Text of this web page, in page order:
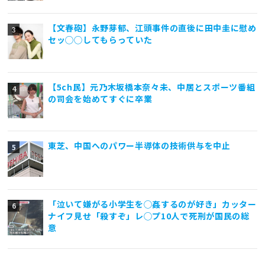
【文春砲】永野芽郁、江頭事件の直後に田中圭に慰め
セッ◯◯してもらっていた
【5ch民】元乃木坂橋本奈々未、中居とスポーツ番組
の司会を始めてすぐに卒業
東芝、中国へのパワー半導体の技術供与を中止
「泣いて嫌がる小学生を◯姦するのが好き」カッター
ナイフ見せ「殺すぞ」レ◯プ10人で死刑が国民の総
意